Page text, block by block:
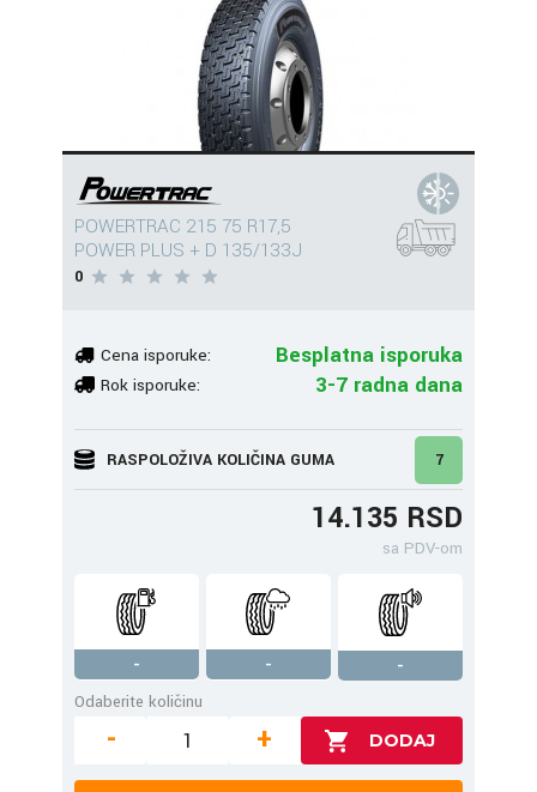
POWERTRAC 215 75 R17,5
POWER PLUS + D 135/133J
0
Cena isporuke: Besplatna isporuka
Rok isporuke: 3-7 radna dana
RASPOLOŽIVA KOLIČINA GUMA 7
14.135 RSD
sa PDV-om
- -
-
Odaberite količinu
- +